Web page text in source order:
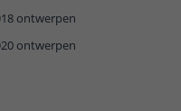
18 ontwerpen
20 ontwerpen